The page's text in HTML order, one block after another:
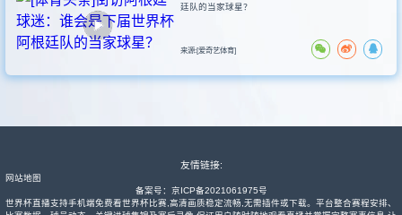
廷队的当家球星？
来源:[爱奇艺体育]
友情链接:
网站地图
备案号： 京ICP备2021061975号
世界杯直播支持手机端免费看世界杯比赛,高清画质稳定流畅,无需插件或下载。平台整合赛程安排、